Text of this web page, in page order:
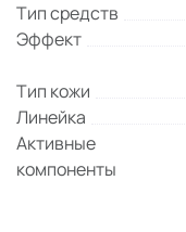
Тип средств
Эффект
Тип кожи
Линейка
Активные
компоненты